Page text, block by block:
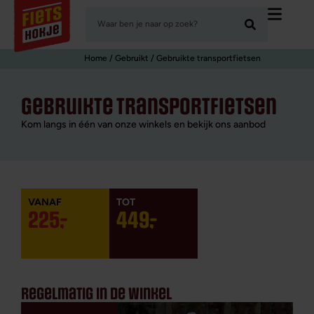
Home / Gebruikt / Gebruikte transport­fietsen
gebruikte transport­fietsen
Kom langs in één van onze winkels en bekijk ons aanbod
225,
- 449,
-
regelmatig in de winkel